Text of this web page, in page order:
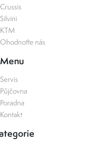
Crussis
Silvini
KTM
Ohodnoťte nás
Menu
Servis
Půjčovna
Poradna
Kontakt